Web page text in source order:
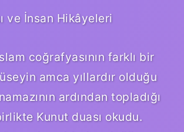
ve İnsan Hikâyeleri
coğrafyasının farklı bir
amca yıllardır olduğu
ardından topladığı
Kunut duası okudu.